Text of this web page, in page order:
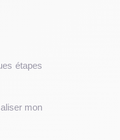
étapes
mon